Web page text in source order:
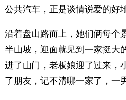
公共汽车，正是谈情说爱的好
沿着盘山路而上，她们俩每个
半山坡，迎面就见到一家挺大
进了山门，老板娘迎了过来，
了朋友，记不清哪一家了，一